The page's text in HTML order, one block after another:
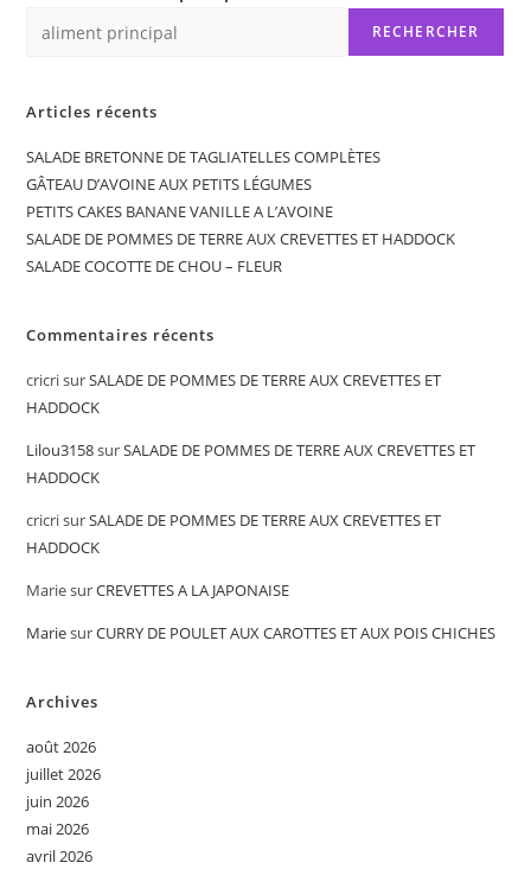
RECHERCHER
Articles récents
SALADE BRETONNE DE TAGLIATELLES COMPLÈTES
GÂTEAU D’AVOINE AUX PETITS LÉGUMES
PETITS CAKES BANANE VANILLE A L’AVOINE
SALADE DE POMMES DE TERRE AUX CREVETTES ET HADDOCK
SALADE COCOTTE DE CHOU – FLEUR
Commentaires récents
cricrisurSALADE DE POMMES DE TERRE AUX CREVETTES ET
HADDOCK
Lilou3158surSALADE DE POMMES DE TERRE AUX CREVETTES ET
HADDOCK
cricrisurSALADE DE POMMES DE TERRE AUX CREVETTES ET
HADDOCK
MariesurCREVETTES A LA JAPONAISE
MariesurCURRY DE POULET AUX CAROTTES ET AUX POIS CHICHES
Archives
août 2026
juillet 2026
juin 2026
mai 2026
avril 2026